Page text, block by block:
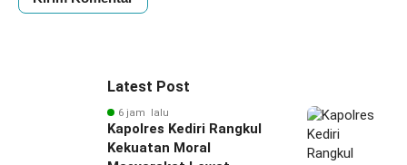
Latest Post
6 jam lalu
Kapolres Kediri Rangkul
Kekuatan Moral